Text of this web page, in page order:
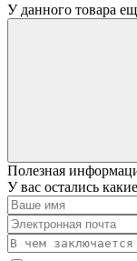
У данного товара
Полезная
У вас остались